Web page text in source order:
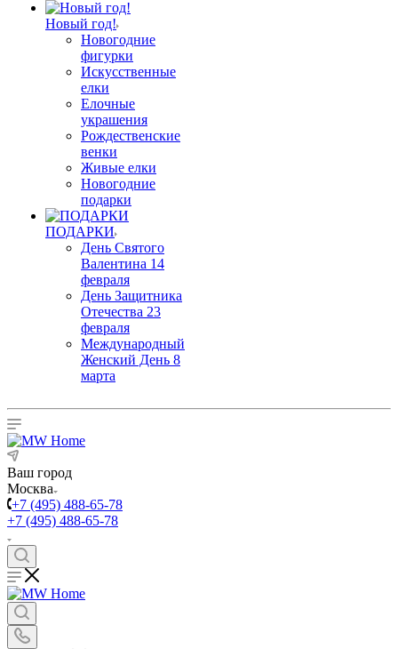
Новый год!
Новогодние
фигурки
Искусственные
елки
Елочные
украшения
Рождественские
венки
Живые елки
Новогодние
подарки
ПОДАРКИ
День Святого
Валентина 14
февраля
День Защитника
Отечества 23
февраля
Международный
Женский День 8
марта
Ваш город
Москва
+7 (495) 488-65-78
+7 (495) 488-65-78